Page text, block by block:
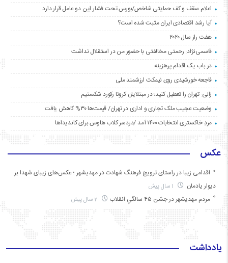
اعلام سقف و کف حمایتی شاخص/بورس تحت فشار این دو عامل قرار دارد
آیا رشد اقتصادی ایران مثبت شده است؟
هفت راز سال ۲۰۲۰
قاسمی‌نژاد: رحمتی مخالفتی با حضور من در استقلال نداشت
در باب یک اقدام پرهزینه
فاجعه خورشیدی روی نیمکت ارزشمند ملی
زالی: تهران را تعطیل کنید؛ در مبتلایان کرونا رکورد شکستیم
وضعیت عجیب ملک تجاری و اداری در تهران/ قیمت‌ها ۳۰% کاهش یافت
مردِ خاکستری انتخابات ۱۴۰۰ آمد /دردسر کلاب هاوس برای کاندیداها
عکس
اقدامی زیبا در راستای ترویج فرهنگ شهادت در مهدیشهر ؛ عکس‌های زیبای شهدا بر
دیوار یادمان
مردم مهدیشهر در جشن ۴۵ سالگیِ انقلاب
یادداشت